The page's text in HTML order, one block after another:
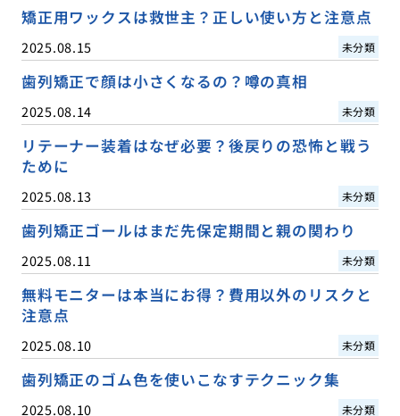
矯正用ワックスは救世主？正しい使い方と注意点
2025.08.15 未分類
歯列矯正で顔は小さくなるの？噂の真相
2025.08.14 未分類
リテーナー装着はなぜ必要？後戻りの恐怖と戦う
ために
2025.08.13 未分類
歯列矯正ゴールはまだ先保定期間と親の関わり
2025.08.11 未分類
無料モニターは本当にお得？費用以外のリスクと
注意点
2025.08.10 未分類
歯列矯正のゴム色を使いこなすテクニック集
2025.08.10 未分類